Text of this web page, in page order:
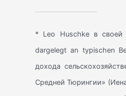
* Leo Huschke в своей
dargelegt an typischen
дохода
Средней Тюрингии»